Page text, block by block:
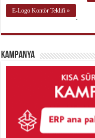
E-Logo Kontör Teklifi »
.
Kampanya